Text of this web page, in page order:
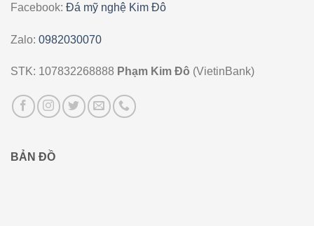
Facebook: Đá mỹ nghệ Kim Đô
Zalo: 0982030070
STK: 107832268888 Phạm Kim Đô (VietinBank)
BẢN ĐỒ